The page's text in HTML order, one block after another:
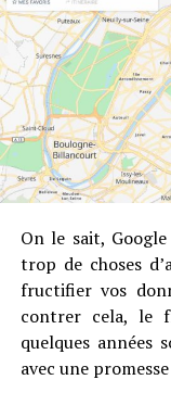
On le sait,
trop de choses
fructifier vos
contrer cela, le
quelques années
avec une